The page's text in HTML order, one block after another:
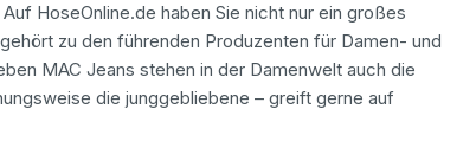
HoseOnline.de haben Sie nicht nur ein großes
zu den führenden Produzenten für Damen- und
MAC Jeans stehen in der Damenwelt auch die
die junggebliebene – greift gerne auf